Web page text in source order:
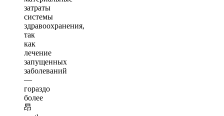
затраты
системы
здравоохранения,
так
как
лечение
запущенных
заболеваний
—
гораздо
более
昂